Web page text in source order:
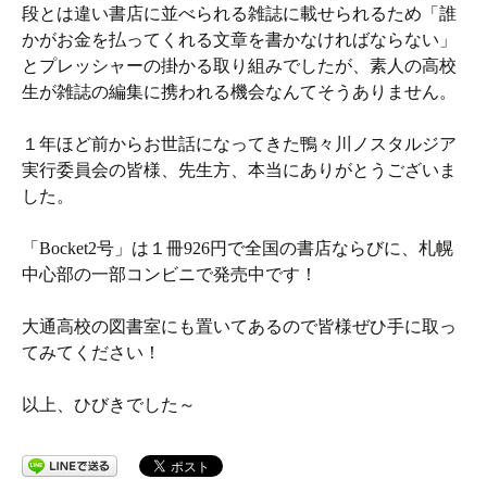
段とは違い書店に並べられる雑誌に載せられるため「誰
かがお金を払ってくれる文章を書かなければならない」
とプレッシャーの掛かる取り組みでしたが、素人の高校
生が雑誌の編集に携われる機会なんてそうありません。
１年ほど前からお世話になってきた鴨々川ノスタルジア
実行委員会の皆様、先生方、本当にありがとうございま
した。
「Bocket2号」は１冊926円で全国の書店ならびに、札幌
中心部の一部コンビニで発売中です！
大通高校の図書室にも置いてあるので皆様ぜひ手に取っ
てみてください！
以上、ひびきでした～